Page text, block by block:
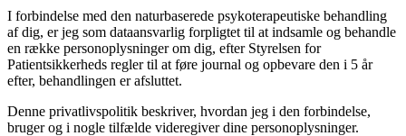
I forbindelse med den naturbaserede psykoterapeutiske behandling
af dig, er jeg som dataansvarlig forpligtet til at indsamle og behandle
en række personoplysninger om dig, efter Styrelsen for
Patientsikkerheds regler til at føre journal og opbevare den i 5 år
efter, behandlingen er afsluttet.
Denne privatlivspolitik beskriver, hvordan jeg i den forbindelse,
bruger og i nogle tilfælde videregiver dine personoplysninger.